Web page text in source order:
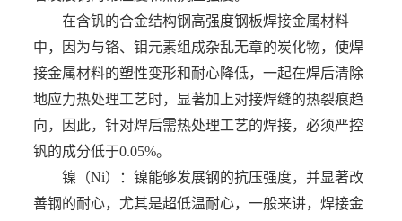
在含钒的合金结构钢高强度钢板焊接金属材料
中，因为与铬、钼元素组成杂乱无章的炭化物，使焊
接金属材料的塑性变形和耐心降低，一起在焊后清除
地应力热处理工艺时，显著加上对接焊缝的热裂痕趋
向，因此，针对焊后需热处理工艺的焊接，必须严控
钒的成分低于0.05%。
镍（Ni）：镍能够发展钢的抗压强度，并显著改
善钢的耐心，尤其是超低温耐心，一般来讲，焊接金